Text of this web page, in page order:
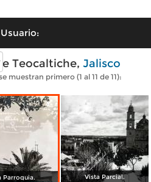
Teocaltiche, Jalisco
muestran primero (1 al 11 de 11):
Parroquia. Vista Parcial.